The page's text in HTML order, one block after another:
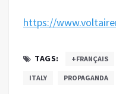
https://
TAGS: +FRANÇAIS
ITALY PROPAGANDA